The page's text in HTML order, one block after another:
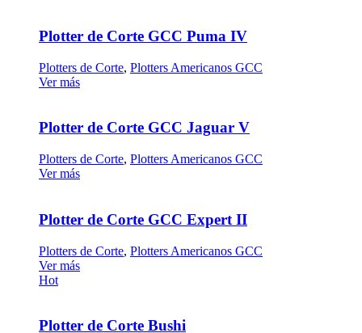
Plotter de Corte GCC Puma IV
Plotters de Corte, Plotters Americanos GCC
Ver más
Plotter de Corte GCC Jaguar V
Plotters de Corte, Plotters Americanos GCC
Ver más
Plotter de Corte GCC Expert II
Plotters de Corte, Plotters Americanos GCC
Ver más
Hot
Plotter de Corte Bushi